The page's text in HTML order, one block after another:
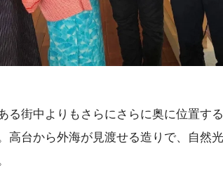
る街中よりもさらにさらに奥に位置す
高台から外海が見渡せる造りで、自然